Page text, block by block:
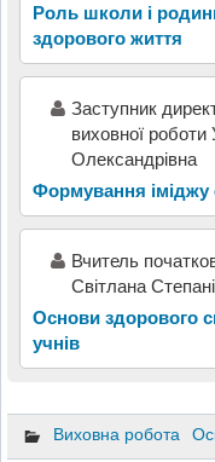
Роль школи і
здорового життя
Заступник
виховної
Олександрівна
Формування іміджу
Вчитель
Світлана
Основи здорового
учнів
Виховна робота